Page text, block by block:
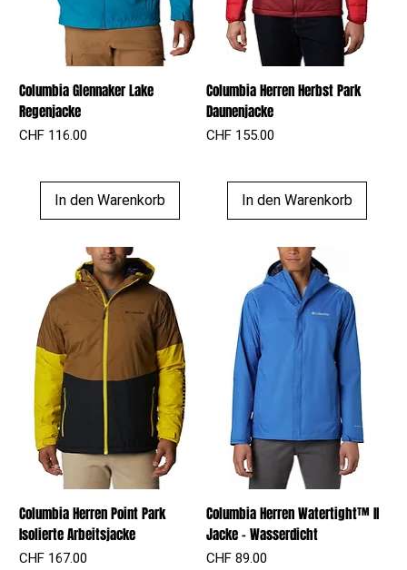
Columbia Glennaker Lake
Regenjacke
Preis
CHF 116.00
In den Warenkorb
Columbia Herren Herbst Park
Daunenjacke
Preis
CHF 155.00
In den Warenkorb
Columbia Herren Point Park
Isolierte Arbeitsjacke
Preis
CHF 167.00
Columbia Herren Watertight™ II
Jacke – Wasserdicht
Preis
CHF 89.00